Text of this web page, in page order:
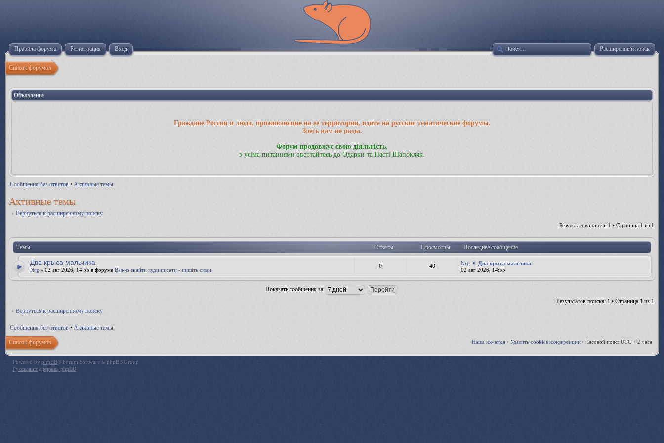
Расширенный поиск
Правила форума Регистрация Вход
Список форумов
Объявление
Граждане России и люди, проживающие на ее территории, идите на русские тематические форумы.
Здесь вам не рады.
Форум продовжує свою діяльність
з усіма питаннями звертайтесь до Одарки та Насті Шапокляк.
Сообщения без ответов • Активные темы
Активные темы
Вернуться к расширенному поиску
Результатов поиска: 1 • Страница 1 из 1
Темы Ответы Просмотры Последнее сообщение
Два крыса мальчика
Nrg » 02 авг 2026, 14:55 в форуме Важко знайти куди писати - пишіть сюди
0 40 Nrg
Два крыса мальчика
02 авг 2026, 14:55
Показать сообщения за
Результатов поиска: 1 • Страница 1 из 1
Вернуться к расширенному поиску
Сообщения без ответов • Активные темы
Наша команда • Удалить cookies конференции • Часовой пояс: UTC + 2 часа
Список форумов
Powered by phpBB® Forum Software © phpBB Group
Русская поддержка phpBB